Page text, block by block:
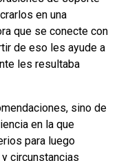
en una
que se conecte con
de eso les ayude a
les resultaba
sino de
en la que
para luego
circunstancias